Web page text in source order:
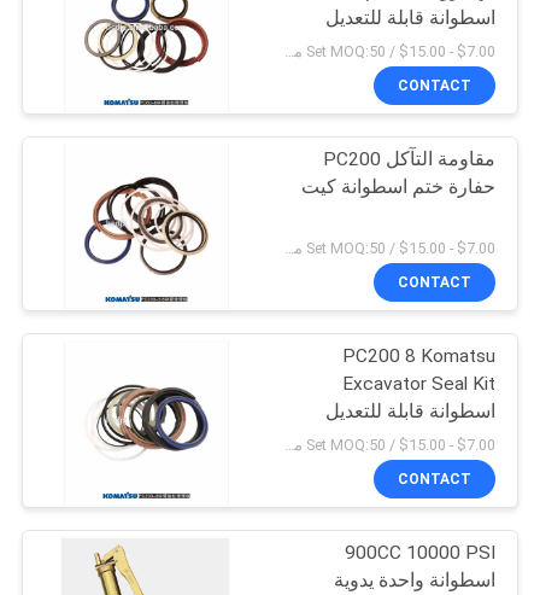
مجموعة ختم النفط
9
بندقية الشحوم
التلقائي
20
اسطوانة قابلة للتعديل
$7.00 - $15.00 / Set MOQ:50 مجموعة / مجموعات
CONTACT
مقاومة التآكل PC200
حفارة ختم اسطوانة كيت
CONTACT
PC200 8 Komatsu
Excavator Seal Kit
اسطوانة قابلة للتعديل
CONTACT
900CC 10000 PSI
اسطوانة واحدة يدوية